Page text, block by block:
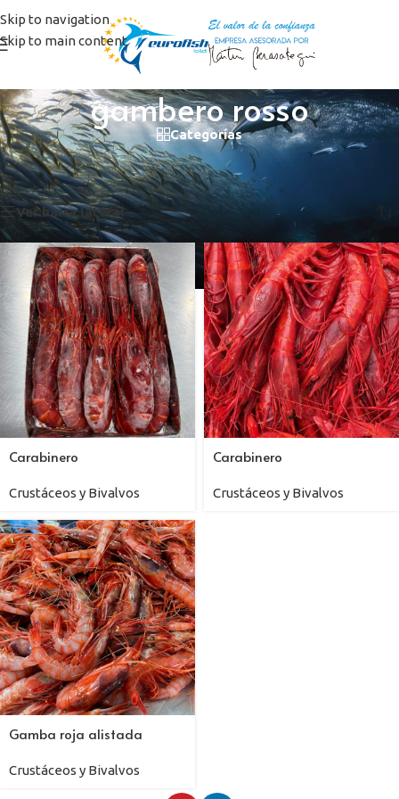
Skip to navigation
Skip to main content
gambero rosso
Categorías
Inicio/Productos etiquetados “gambero rosso”
Mostrando los 3 resultados
Ver barra lateral
Carabinero
Crustáceos y Bivalvos
Carabinero
Crustáceos y Bivalvos
Gamba roja alistada
Crustáceos y Bivalvos